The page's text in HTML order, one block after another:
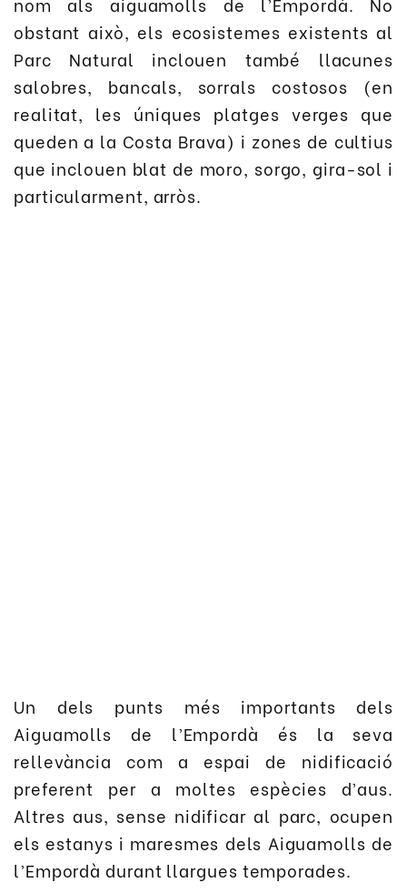
obstant això, els ecosistemes existents al
Parc Natural inclouen també llacunes
salobres, bancals, sorrals costosos (en
realitat, les úniques platges verges que
queden a la Costa Brava) i zones de cultius
que inclouen blat de moro, sorgo, gira-sol i
particularment, arròs.
Un dels punts més importants dels
Aiguamolls de l’Empordà és la seva
rellevància com a espai de nidificació
preferent per a moltes espècies d’aus.
Altres aus, sense nidificar al parc, ocupen
els estanys i maresmes dels Aiguamolls de
l’Empordà durant llargues temporades.